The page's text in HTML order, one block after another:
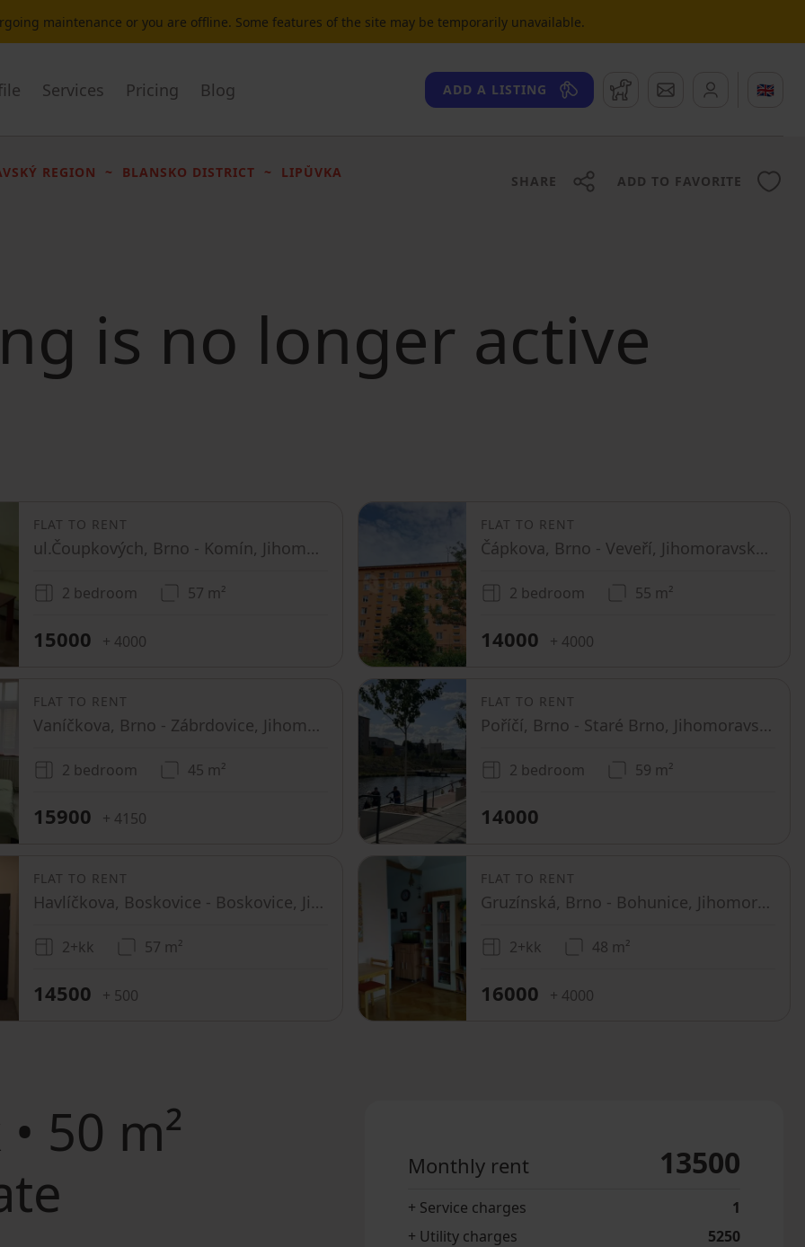
maintenance or you are offline. Some features of the site may be temporarily unavailable.
Services Pricing Blog ADD A LISTING WatchdogMessages 🇬🇧
REGION BLANSKO DISTRICT
LIPŮVKA
SHARE ADD TO FAVORITE
is no longer active
FLAT TO RENT
ul.Čoupkových, Brno - Komín, Jihomoravský Region
2 bedroom 57 m²
15000 + 4000
FLAT TO RENT
Čápkova, Brno - Veveří, Jihomoravský Region
2 bedroom 55 m²
14000 + 4000
FLAT TO RENT
Vaníčkova, Brno - Zábrdovice, Jihomoravský Region
2 bedroom 45 m²
15900 + 4150
FLAT TO RENT
Poříčí, Brno - Staré Brno, Jihomoravský Region
2 bedroom 59 m²
14000
FLAT TO RENT
Havlíčkova, Boskovice - Boskovice, Jihomoravský Region
2+kk 57 m²
14500 + 500
FLAT TO RENT
Gruzínská, Brno - Bohunice, Jihomoravský Region
2+kk 48 m²
16000 + 4000
50 m²
Monthly rent 13500
+ Service charges
1
+ Utility charges
5250